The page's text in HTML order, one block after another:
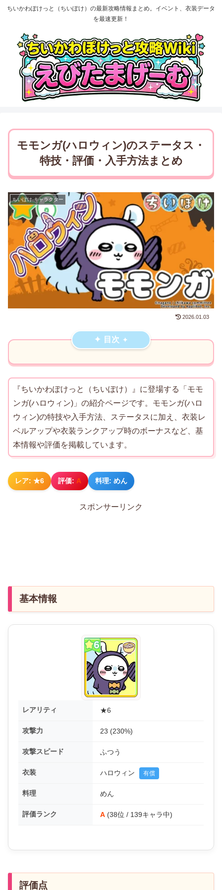
ちいかわぽけっと（ちいぽけ）の最新攻略情報まとめ。イベント、衣装データ
を最速更新！
モモンガ(ハロウィン)のステータス・
特技・評価・入手方法まとめ
ちいぽけ-キャラクター
2026.01.03
目次
『ちいかわぽけっと（ちいぽけ）』に登場する「モモ
ンガ(ハロウィン)」の紹介ページです。モモンガ(ハロ
ウィン)の特技や入手方法、ステータスに加え、衣装レ
ベルアップや衣装ランクアップ時のボーナスなど、基
本情報や評価を掲載しています。
レア: ★6 評価: A 料理: めん
スポンサーリンク
基本情報
レアリティ ★6
攻撃力 23 (230%)
攻撃スピード ふつう
衣装 ハロウィン 有償
料理 めん
評価ランク A(38位 / 139キャラ中)
評価点